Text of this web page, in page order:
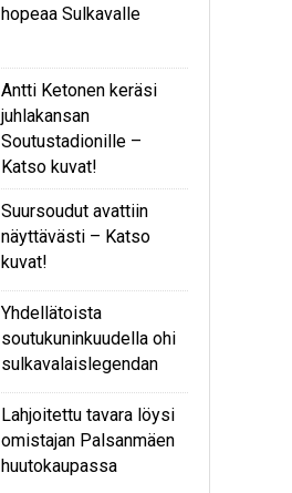
hopeaa Sulkavalle
Antti Ketonen keräsi
juhlakansan
Soutustadionille –
Katso kuvat!
Suursoudut avattiin
näyttävästi – Katso
kuvat!
Yhdellätoista
soutukuninkuudella ohi
sulkavalaislegendan
Lahjoitettu tavara löysi
omistajan Palsanmäen
huutokaupassa